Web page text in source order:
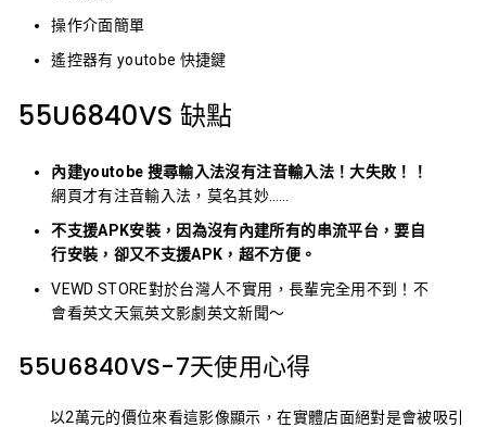
操作介面簡單
遙控器有 youtobe 快捷鍵
55U6840VS 缺點
內建youtobe 搜尋輸入法沒有注音輸入法！大失敗！！
網頁才有注音輸入法，莫名其妙……
不支援APK安裝，因為沒有內建所有的串流平台，要自
行安裝，卻又不支援APK，超不方便。
VEWD STORE對於台灣人不實用，長輩完全用不到！不
會看英文天氣英文影劇英文新聞～
55U6840VS-7天使用心得
以2萬元的價位來看這影像顯示，在實體店面絕對是會被吸引